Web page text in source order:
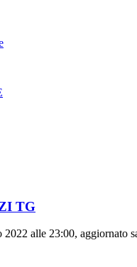
TG
2022 alle 23:00, aggiornato